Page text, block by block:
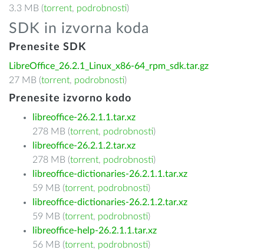
3.3 MB (torrent, podrobnosti)
SDK in izvorna koda
Prenesite SDK
LibreOffice_26.2.1_Linux_x86-64_rpm_sdk.tar.gz
27 MB (torrent, podrobnosti)
Prenesite izvorno kodo
libreoffice-26.2.1.1.tar.xz
278 MB (torrent, podrobnosti)
libreoffice-26.2.1.2.tar.xz
278 MB (torrent, podrobnosti)
libreoffice-dictionaries-26.2.1.1.tar.xz
59 MB (torrent, podrobnosti)
libreoffice-dictionaries-26.2.1.2.tar.xz
59 MB (torrent, podrobnosti)
libreoffice-help-26.2.1.1.tar.xz
56 MB (torrent, podrobnosti)